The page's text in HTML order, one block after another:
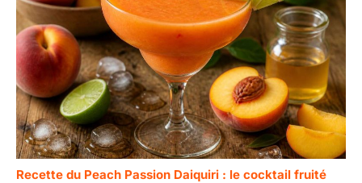
Recette du Peach Passion Daiquiri : le cocktail fruité